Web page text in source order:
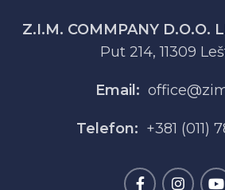
Z.I.M. COMMPANY D.O.O.
Put 214, 11309
Email:
Telefon: +381 (011)